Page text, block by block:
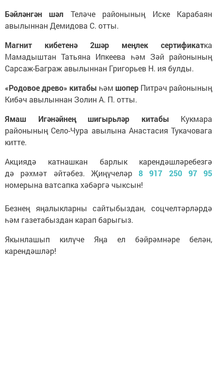
Бәйләнгән шәл Теләче районының Иске Карабаян
авылыннан Демидова С. отты.
Магнит кибетенә 2шәр меңлек сертификатка
Мамадыштан Татьяна Ипкеева һәм Зәй районының
Сарсаж-Баграж авылыннан Григорьев Н. ия булды.
«Родовое древо» китабы һәм шопер Питрәч районының
Кибәч авылыннан Золин А. П. отты.
Ямаш Игәнәйнең шигырьләр китабы Кукмара
районының Село-Чура авылына Анастасия Тукачовага
китте.
Акциядә катнашкан барлык карендәшләребезгә
дә рәхмәт әйтәбез. Җиңүчеләр
8 917 250 97 95
номерына ватсапка хәбәргә чыксын!
Безнең яңалыкларны сайтыбыздан, соцчелтәрләрдә
һәм газетабыздан карап барыгыз.
Якынлашып килүче Яңа ел бәйрәмнәре белән,
карендәшләр!